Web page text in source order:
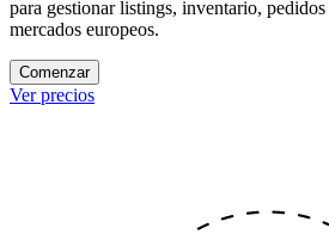
para gestionar listings, inventario,
mercados europeos.
Comenzar
Ver precios